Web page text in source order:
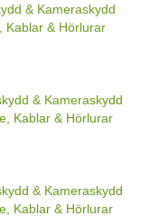
& Kameraskydd
Kablar & Hörlurar
& Kameraskydd
Kablar & Hörlurar
& Kameraskydd
Kablar & Hörlurar